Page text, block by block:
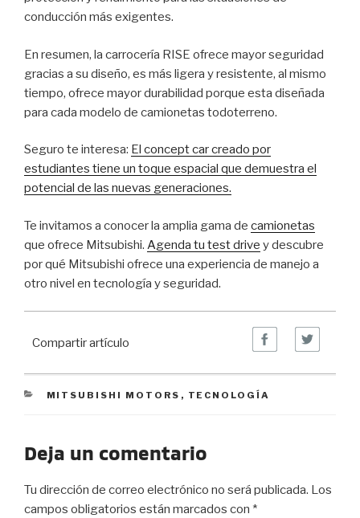
conducción más exigentes.
En resumen, la carrocería RISE ofrece mayor seguridad
gracias a su diseño, es más ligera y resistente, al mismo
tiempo, ofrece mayor durabilidad porque esta diseñada
para cada modelo de camionetas todoterreno.
Seguro te interesa: El concept car creado por
estudiantes tiene un toque espacial que demuestra el
potencial de las nuevas generaciones.
Te invitamos a conocer la amplia gama de camionetas
que ofrece Mitsubishi. Agenda tu test drive y descubre
por qué Mitsubishi ofrece una experiencia de manejo a
otro nivel en tecnología y seguridad.
Compartir artículo
CATEGORIES
MITSUBISHI MOTORS , TECNOLOGÍA
Deja un comentario
Tu dirección de correo electrónico no será publicada. Los
campos obligatorios están marcados con *